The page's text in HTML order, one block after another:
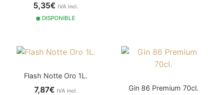
5,35€ IVA incl.
DISPONIBLE
Flash Notte Oro 1L.
7,87€ IVA incl. Gin 86 Premium 70cl.